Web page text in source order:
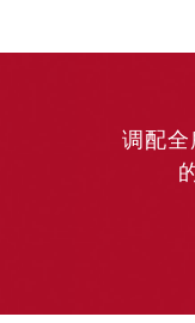
调配全